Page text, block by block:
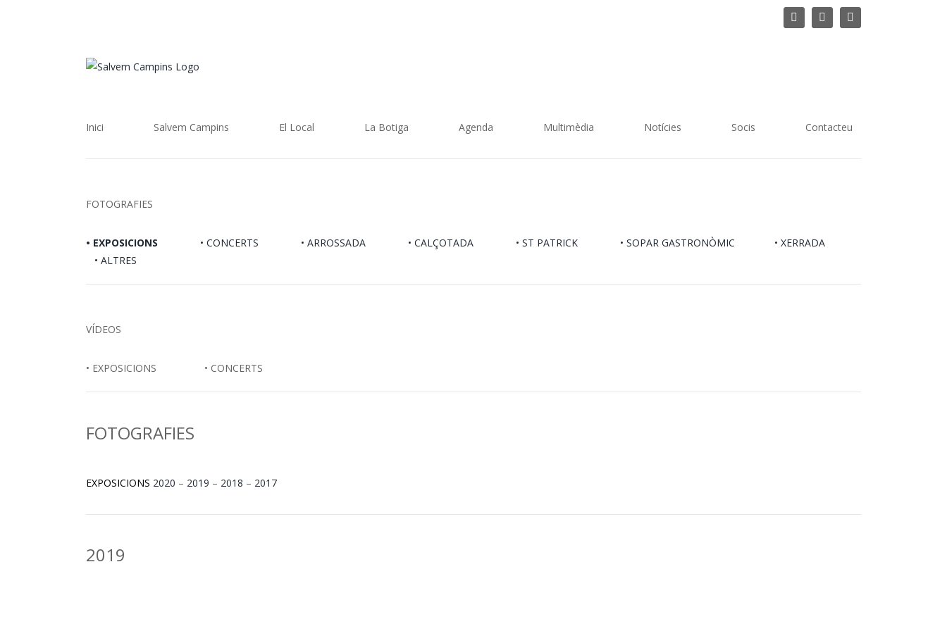
instagramfacebook
Inici
Salvem Campins El Local La Botiga Agenda Multimèdia Notícies Socis Contacteu
FOTOGRAFIES
• EXPOSICIONS • CONCERTS • ARROSSADA • CALÇOTADA • ST PATRICK • SOPAR GASTRONÒMIC
• XERRADA
• ALTRES
VÍDEOS
• EXPOSICIONS • CONCERTS
FOTOGRAFIES
EXPOSICIONS 2020 – 2019 – 2018 – 2017
2019